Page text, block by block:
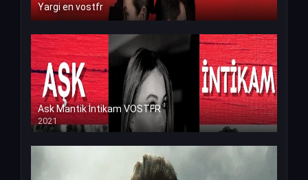
Yargi en vostfr
Ask Mantik İntikam VOSTFR
2021